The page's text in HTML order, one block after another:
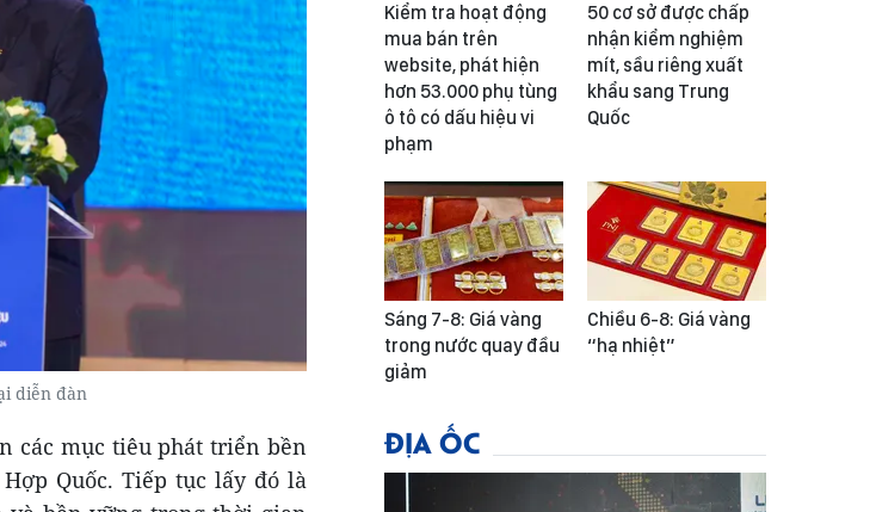
diễn đàn
các mục tiêu phát triển bền
Quốc. Tiếp tục lấy đó là
Kiểm tra hoạt động
mua bán trên
website, phát hiện
hơn 53.000 phụ tùng
ô tô có dấu hiệu vi
phạm
50 cơ sở được chấp
nhận kiểm nghiệm
mít, sầu riêng xuất
khẩu sang Trung
Quốc
Sáng 7-8: Giá vàng
trong nước quay đầu
giảm
Chiều 6-8: Giá vàng
“hạ nhiệt”
ĐỊA ỐC